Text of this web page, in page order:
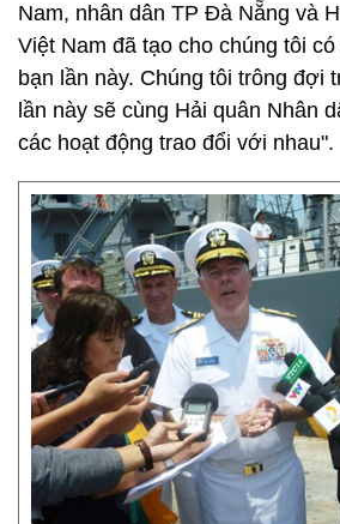
Nam, nhân dân TP Đà Nẵng và
Việt Nam đã tạo cho chúng tôi
bạn lần này. Chúng tôi trông đợi
lần này sẽ cùng Hải quân Nhân
các hoạt động trao đổi với nhau".